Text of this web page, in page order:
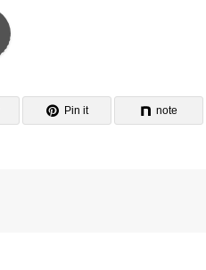
Pin it note